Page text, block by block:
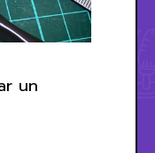
un